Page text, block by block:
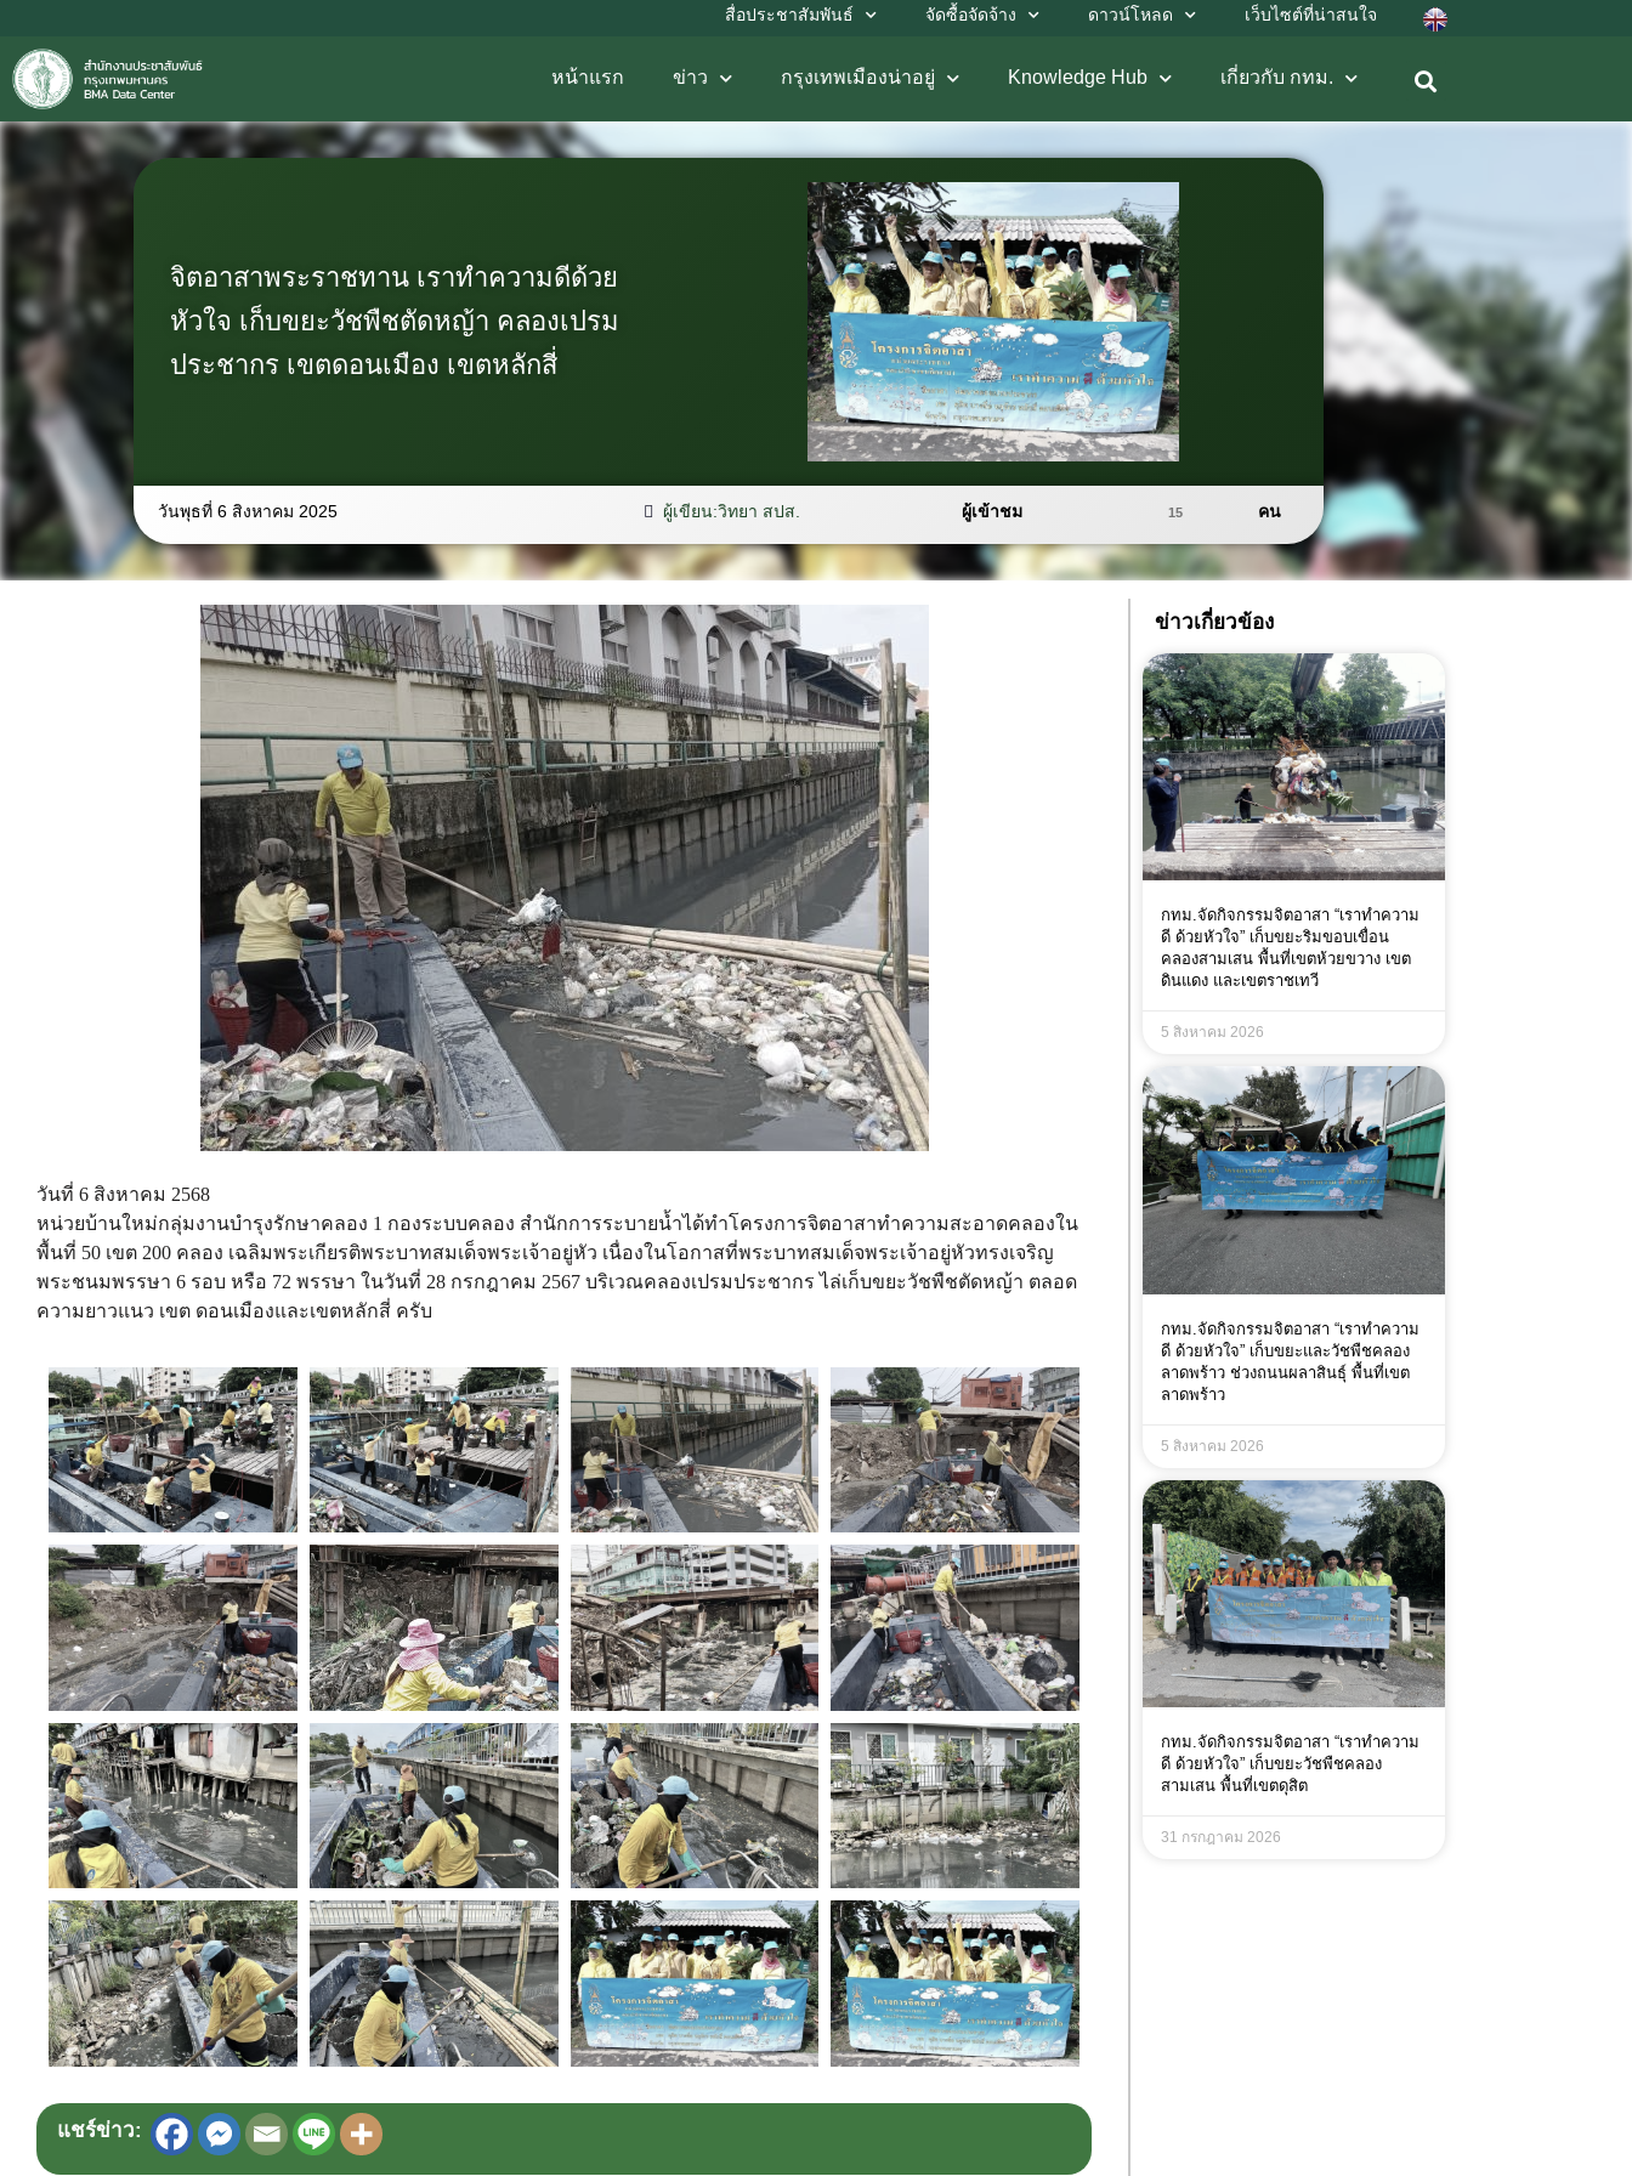
สื่อประชาสัมพันธ์ จัดซื้อจัดจ้าง ดาวน์โหลด เว็บไซต์ที่น่าสนใจ
หน้าแรก ข่าว กรุงเทพเมืองน่าอยู่ Knowledge Hub เกี่ยวกับ กทม.
จิตอาสาพระราชทาน เราทำความดีด้วย
หัวใจ เก็บขยะวัชพืชตัดหญ้า คลองเปรม
ประชากร เขตดอนเมือง เขตหลักสี่
วันพุธที่ 6 สิงหาคม 2025 ผู้เขียน:วิทยา สปส. ผู้เข้าชม 15 คน
วันที่ 6 สิงหาคม 2568
หน่วยบ้านใหม่กลุ่มงานบำรุงรักษาคลอง 1 กองระบบคลอง สำนักการระบายน้ำได้ทำโครงการจิตอาสาทำความสะอาดคลองใน
พื้นที่ 50 เขต 200 คลอง เฉลิมพระเกียรติพระบาทสมเด็จพระเจ้าอยู่หัว เนื่องในโอกาสที่พระบาทสมเด็จพระเจ้าอยู่หัวทรงเจริญ
พระชนมพรรษา 6 รอบ หรือ 72 พรรษา ในวันที่ 28 กรกฎาคม 2567 บริเวณคลองเปรมประชากร ไล่เก็บขยะวัชพืชตัดหญ้า ตลอด
ความยาวแนว เขต ดอนเมืองและเขตหลักสี่ ครับ
แชร์ข่าว:
ข่าวเกี่ยวข้อง
กทม.จัดกิจกรรมจิตอาสา “เราทำความ
ดี ด้วยหัวใจ” เก็บขยะริมขอบเขื่อน
คลองสามเสน พื้นที่เขตห้วยขวาง เขต
ดินแดง และเขตราชเทวี
5 สิงหาคม 2026
กทม.จัดกิจกรรมจิตอาสา “เราทำความ
ดี ด้วยหัวใจ” เก็บขยะและวัชพืชคลอง
ลาดพร้าว ช่วงถนนผลาสินธ์ุ พื้นที่เขต
ลาดพร้าว
5 สิงหาคม 2026
กทม.จัดกิจกรรมจิตอาสา “เราทำความ
ดี ด้วยหัวใจ” เก็บขยะวัชพืชคลอง
สามเสน พื้นที่เขตดุสิต
31 กรกฎาคม 2026